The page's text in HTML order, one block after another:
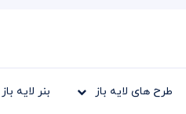
طرح های لایه باز بنر لایه باز